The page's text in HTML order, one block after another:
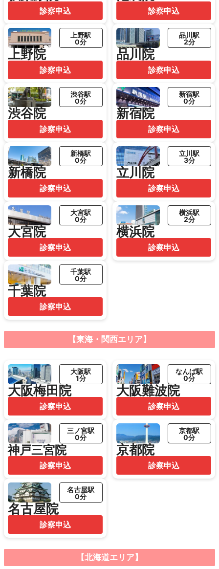
診察申込 診察申込
上野院
上野駅
0分
診察申込
品川院
品川駅
2分
診察申込
渋谷院
渋谷駅
0分
診察申込
新宿院
新宿駅
0分
診察申込
新橋院
新橋駅
0分
診察申込
立川院
立川駅
3分
診察申込
大宮院
大宮駅
0分
診察申込
横浜院
横浜駅
2分
診察申込
千葉院
千葉駅
0分
診察申込
【東海・関西エリア】
大阪梅田院
大阪駅
1分
診察申込
大阪難波院
なんば駅
0分
診察申込
神戸三宮院
三ノ宮駅
0分
診察申込
京都院
京都駅
0分
診察申込
名古屋院
名古屋駅
0分
診察申込
【北海道エリア】